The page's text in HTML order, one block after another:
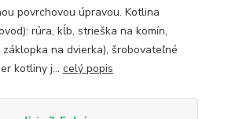
povrchovou úpravou. Kotlina
rúra, kĺb, strieška na komín,
na dvierka), šrobovateľné
kotliny j... celý popis